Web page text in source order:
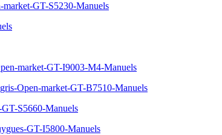
market-GT-S5230-Manuels
market-GT-I9003-M4-Manuels
Open-market-GT-B7510-Manuels
S5660-Manuels
GT-I5800-Manuels